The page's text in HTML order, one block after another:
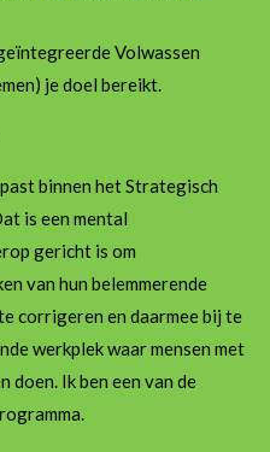
Volwassen
je doel bereikt.
binnen het Strategisch
is een mental
gericht is om
van hun belemmerende
corrigeren en daarmee bij te
werkplek waar mensen met
doen. Ik ben een van de